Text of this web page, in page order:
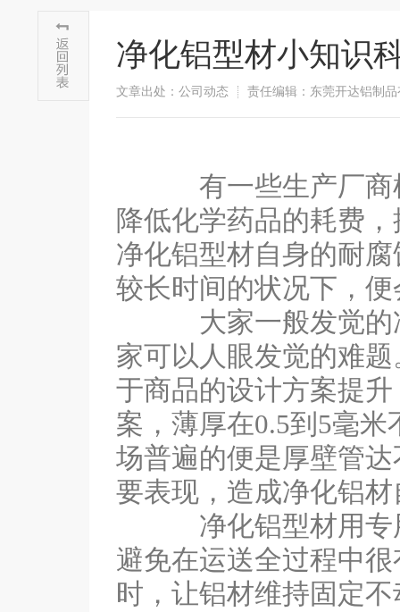
净化铝型材小知识
文章出处：公司动态 责任编辑：东莞开达铝制
有一些生产厂商根
降低化学药品的耗费
净化铝型材自身的耐
较长时间的状况下，
大家一般发觉的净
家可以人眼发觉的难
于商品的设计方案提
案，薄厚在0.5到5毫
场普遍的便是厚壁管
要表现，造成净化铝
净化铝型材用专用
避免在运送全过程中
时，让铝材维持固定